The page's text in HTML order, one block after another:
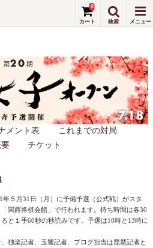
メント表
これまでの対局
チケット
0
５月31日（月）に予備予選（公式戦）がスタ
関西将棋会館」で行われます。持ち時間は各30
と１手60秒の秒読みです。予選は10時と13時に
独楽記者、玉響記者、ブログ担当は琵琶記者と